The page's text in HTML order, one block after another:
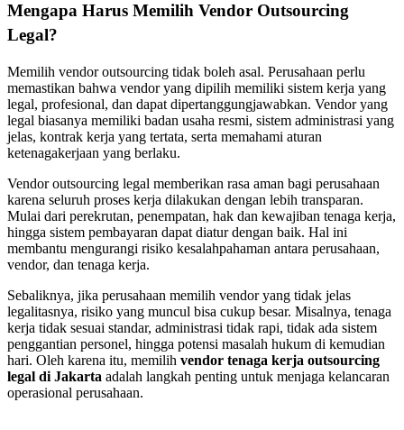
Mengapa Harus Memilih Vendor Outsourcing
Legal?
Memilih vendor outsourcing tidak boleh asal. Perusahaan perlu
memastikan bahwa vendor yang dipilih memiliki sistem kerja yang
legal, profesional, dan dapat dipertanggungjawabkan. Vendor yang
legal biasanya memiliki badan usaha resmi, sistem administrasi yang
jelas, kontrak kerja yang tertata, serta memahami aturan
ketenagakerjaan yang berlaku.
Vendor outsourcing legal memberikan rasa aman bagi perusahaan
karena seluruh proses kerja dilakukan dengan lebih transparan.
Mulai dari perekrutan, penempatan, hak dan kewajiban tenaga kerja,
hingga sistem pembayaran dapat diatur dengan baik. Hal ini
membantu mengurangi risiko kesalahpahaman antara perusahaan,
vendor, dan tenaga kerja.
Sebaliknya, jika perusahaan memilih vendor yang tidak jelas
legalitasnya, risiko yang muncul bisa cukup besar. Misalnya, tenaga
kerja tidak sesuai standar, administrasi tidak rapi, tidak ada sistem
penggantian personel, hingga potensi masalah hukum di kemudian
hari. Oleh karena itu, memilih vendor tenaga kerja outsourcing
legal di Jakarta adalah langkah penting untuk menjaga kelancaran
operasional perusahaan.